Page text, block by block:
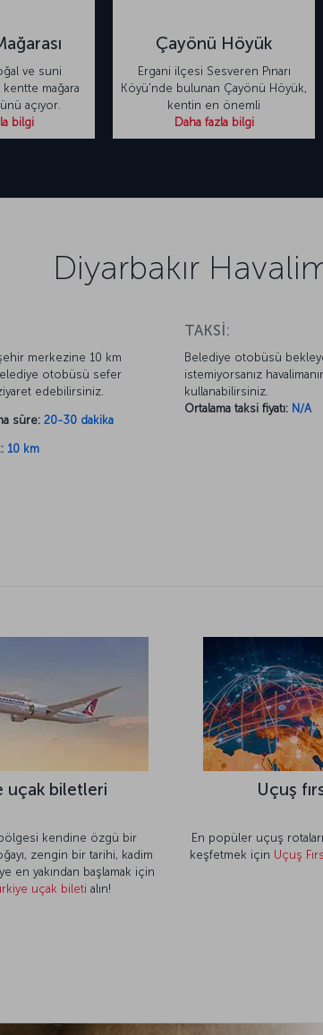
ve suni
kentte mağara
açıyor.
bilgi
Çayönü Höyük
Ergani ilçesi Sesveren Pınarı
Köyü'nde bulunan Çayönü Höyük,
kentin en önemli
Daha fazla bilgi
Diyarbakır
şehir merkezine 10 km
otobüsü sefer
edebilirsiniz.
süre: 20-30 dakika
10 km
TAKSİ:
Belediye otobüsü
istemiyorsanız
kullanabilirsiniz.
Ortalama taksi fiyatı: N/A
uçak biletleri
kendine özgü bir
zengin bir tarihi, kadim
en yakından başlamak için
uçak bileti alın!
Uçuş
En popüler uçuş
keşfetmek için Uçuş